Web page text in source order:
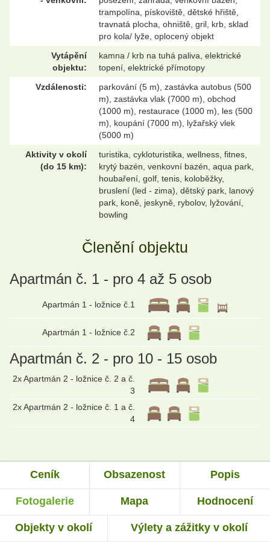
trampolína, pískoviště, dětské hřiště,
travnatá plocha, ohniště, gril, krb, sklad
pro kola/ lyže, oplocený objekt
Vytápění
objektu:
kamna / krb na tuhá paliva, elektrické
topení, elektrické přímotopy
Vzdálenosti:
parkování (5 m), zastávka autobus (500
m), zastávka vlak (7000 m), obchod
(1000 m), restaurace (1000 m), les (500
m), koupání (7000 m), lyžařský vlek
(5000 m)
Aktivity v okolí
(do 15 km):
turistika, cykloturistika, wellness, fitnes,
krytý bazén, venkovní bazén, aqua park,
houbaření, golf, tenis, koloběžky,
bruslení (led - zima), dětský park, lanový
park, koně, jeskyně, rybolov, lyžování,
bowling
Členění objektu
Apartmán č. 1 - pro 4 až 5 osob
Apartmán 1 - ložnice č.1
Apartmán 1 - ložnice č.2
Apartmán č. 2 - pro 10 - 15 osob
2x Apartmán 2 - ložnice č. 2 a č.
3
2x Apartmán 2 - ložnice č. 1 a č.
4
Ceník Obsazenost Popis
Fotogalerie Mapa Hodnocení
Objekty v okolí Výlety a zážitky v okolí